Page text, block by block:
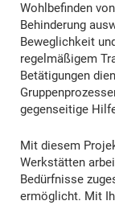
Wohlbefinden
Behinderung
Beweglichkeit
regelmäßigem
Betätigungen
gegenseitige
Mit diesem
Werkstätten
Bedürfnisse
ermöglicht. Mit